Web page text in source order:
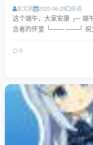
彭文凤 2020-06-25 杂语
这个端午，大家安康 ┌─ 端
念者的怀里 └─── ───┘ 祝
0